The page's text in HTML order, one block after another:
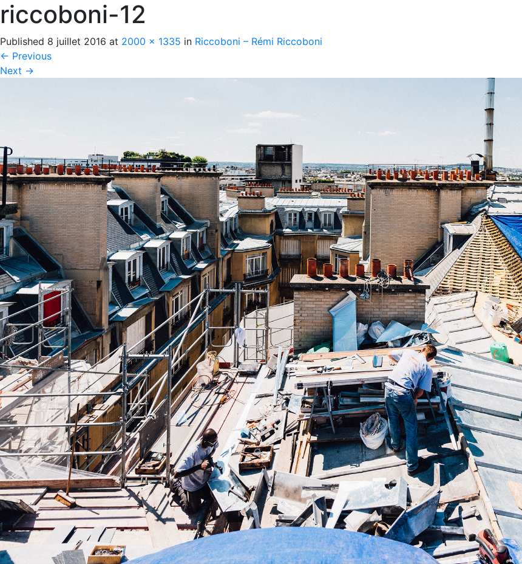
riccoboni-12
Published 8 juillet 2016 at 2000 × 1335 in Riccoboni – Rémi Riccoboni
← Previous
Next →